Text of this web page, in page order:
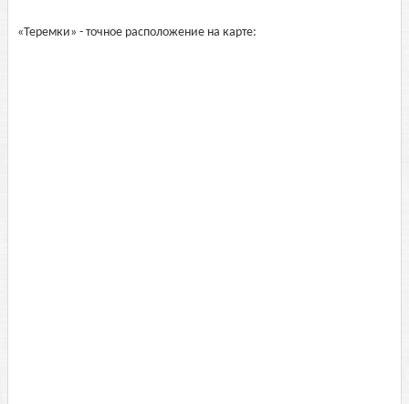
«Теремки» - точное расположение на карте: